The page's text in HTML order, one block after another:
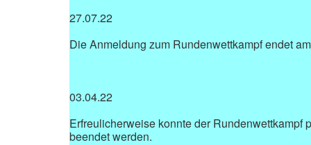
27.07.22
Die Anmeldung zum Rundenwettkampf endet
03.04.22
Erfreulicherweise konnte der Rundenwettkampf
beendet werden.